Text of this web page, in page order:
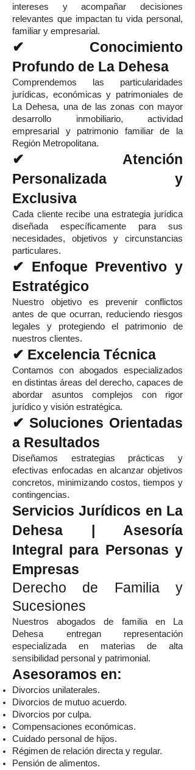
intereses y acompañar decisiones
relevantes que impactan tu vida personal,
familiar y empresarial.
✔ Conocimiento
Profundo de La Dehesa
Comprendemos las particularidades
jurídicas, económicas y patrimoniales de
La Dehesa, una de las zonas con mayor
desarrollo inmobiliario, actividad
empresarial y patrimonio familiar de la
Región Metropolitana.
✔ Atención
Personalizada y
Exclusiva
Cada cliente recibe una estrategia jurídica
diseñada específicamente para sus
necesidades, objetivos y circunstancias
particulares.
✔ Enfoque Preventivo y
Estratégico
Nuestro objetivo es prevenir conflictos
antes de que ocurran, reduciendo riesgos
legales y protegiendo el patrimonio de
nuestros clientes.
✔ Excelencia Técnica
Contamos con abogados especializados
en distintas áreas del derecho, capaces de
abordar asuntos complejos con rigor
jurídico y visión estratégica.
✔ Soluciones Orientadas
a Resultados
Diseñamos estrategias prácticas y
efectivas enfocadas en alcanzar objetivos
concretos, minimizando costos, tiempos y
contingencias.
Servicios Jurídicos en La
Dehesa | Asesoría
Integral para Personas y
Empresas
Derecho de Familia y
Sucesiones
Nuestros abogados de familia en La
Dehesa entregan representación
especializada en materias de alta
sensibilidad personal y patrimonial.
Asesoramos en:
Divorcios unilaterales.
Divorcios de mutuo acuerdo.
Divorcios por culpa.
Compensaciones económicas.
Cuidado personal de hijos.
Régimen de relación directa y regular.
Pensión de alimentos.